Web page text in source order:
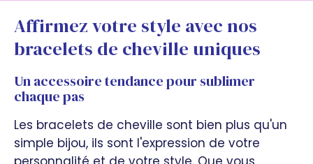
Affirmez votre style avec nos
bracelets de cheville uniques
Un accessoire tendance pour sublimer
chaque pas
Les bracelets de cheville sont bien plus qu'un
simple bijou, ils sont l'expression de votre